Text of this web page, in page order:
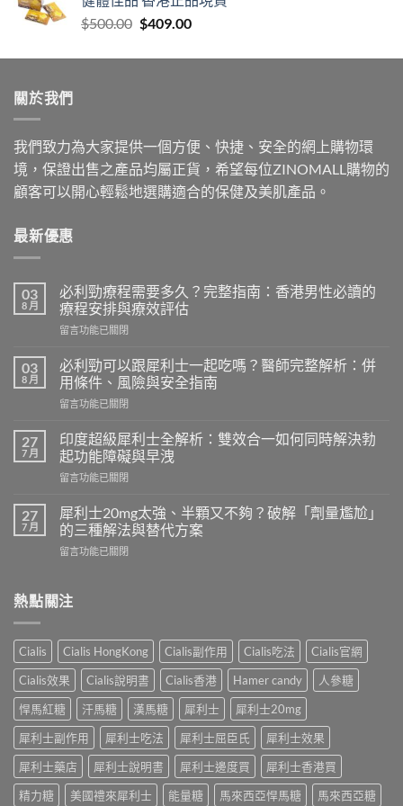
through
$500.00 Original
was:
$409.00Current
is:
關於我們
我們致力為大家提供一個方便、快捷、安全的網上購物環
境，保證出售之產品均屬正貨，希望每位ZINOMALL購物的
顧客可以開心輕鬆地選購適合的保健及美肌產品。
最新優惠
03
8 月
必利勁療程需要多久？完整指南：香港男性必讀的
療程安排與療效評估
在
利
勁
療
程
要
多
久？
完
指
南：
港
必
療
程
安
排
與
療
效
評
估〉
中
留言功能已關閉
03
8 月
必利勁可以跟犀利士一起吃嗎？醫師完整解析：併
用條件、風險與安全指南
在
利
勁
可
以
犀
利
士
一
嗎？
完
整
解
析：
併
用
條
件、
風
險
留言功能已關閉
27
7 月
印度超級犀利士全解析：雙效合一如何同時解決勃
起功能障礙與早洩
在
度
超
級
犀
全
雙
效
合
一
如
何
同
時
解
決
留言功能已關閉
27
7 月
犀利士20mg太強、半顆又不夠？破解「劑量尷尬」
的三種解法與替代方案
在
士
20mg
強、
半
顆
又
不
夠？
破
解
「劑
量
留言功能已關閉
熱點關注
Cialis Cialis HongKong Cialis副作用 Cialis吃法
Cialis官網
Cialis效果
Cialis說明書 Cialis香港 Hamer candy
人參糖
悍馬紅糖
汗馬糖 漢馬糖 犀利士
犀利士20mg
犀利士副作用
犀利士吃法 犀利士屈臣氏
犀利士效果
犀利士藥店
犀利士說明書 犀利士邊度買
犀利士香港買
精力糖
美國禮來犀利士 能量糖 馬來西亞悍馬糖 馬來西亞糖